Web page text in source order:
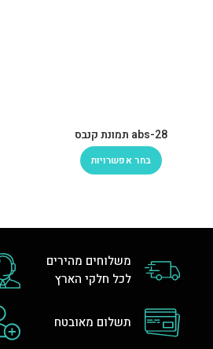
abs-28 תמונת קנבס
בחר אפשרויות
משלוחים מהירים
לכל חלקי הארץ
תשלום מאובטח